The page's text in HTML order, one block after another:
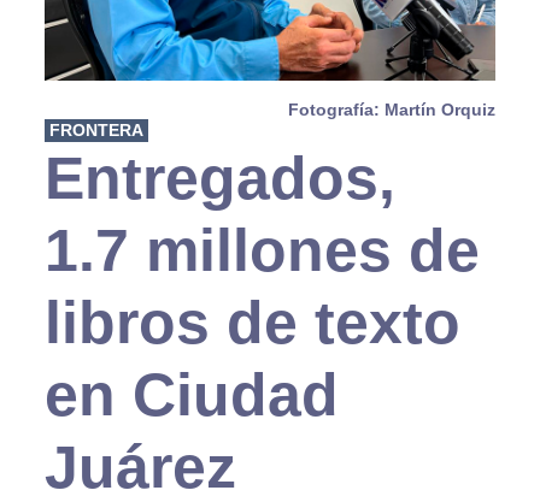
Fotografía: Martín Orquiz
FRONTERA
Entregados,
1.7 millones de
libros de texto
en Ciudad
Juárez